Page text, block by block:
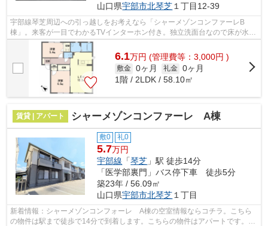
山口県宇部市北琴芝 １丁目12-39
宇部線琴芝周辺への引っ越しをお考えなら「シャーメゾンコンファーレB
棟」。来客が一目でわかるTVインターホン付き。独立洗面台なので床が水で
濡れたり鏡が曇ったりしにくく、清潔な状...
6.1万円 (管理費等：3,000円 )
敷金 0ヶ月 礼金 0ヶ月
1階 / 2LDK / 58.10㎡
賃貸 | アパート シャーメゾンコンファーレ A棟
敷0 礼0
5.7万円
宇部線 「琴芝 」駅 徒歩14分
「医学部裏門」バス停下車 徒歩5分
築23年 / 56.09㎡
山口県宇部市北琴芝 １丁目
新着情報：シャーメゾンコンフォーレ A棟の空室情報ならコチラ。こちら
の物件は駅まで徒歩で14分で到着します。こちらの物件はアパートです。最